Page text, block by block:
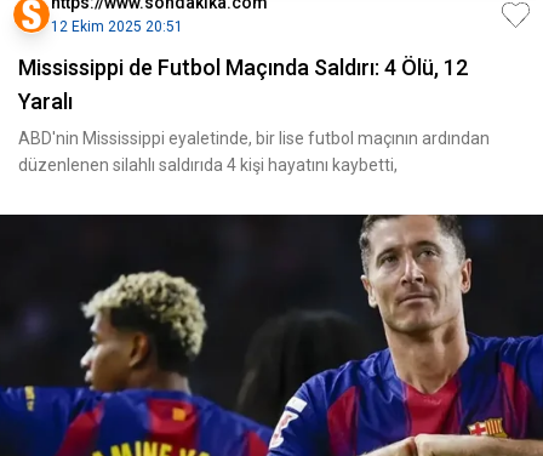
12 Ekim 2025 20:51
Mississippi de Futbol Maçında Saldırı: 4 Ölü, 12
Yaralı
ABD'nin Mississippi eyaletinde, bir lise futbol maçının ardından
düzenlenen silahlı saldırıda 4 kişi hayatını kaybetti,